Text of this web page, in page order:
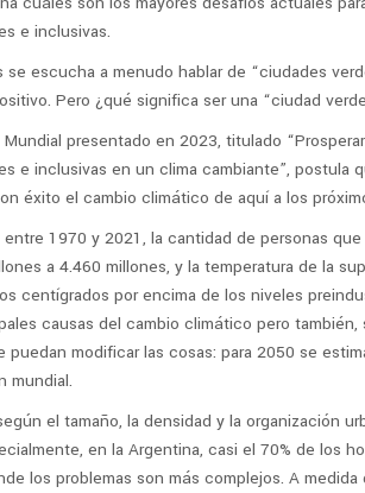
e inclusivas.
se escucha a menudo hablar de “ciudades
Pero ¿qué significa ser una “ciudad
presentado en 2023, titulado
e inclusivas en un clima cambiante”, postula
éxito el cambio climático de aquí a los
1970 y 2021, la cantidad de personas
a 4.460 millones, y la temperatura de la
centígrados por encima de los niveles
causas del cambio climático pero
puedan modificar las cosas: para 2050 se
mundial.
el tamaño, la densidad y la organización
en la Argentina, casi el 70% de los
los problemas son más complejos. A